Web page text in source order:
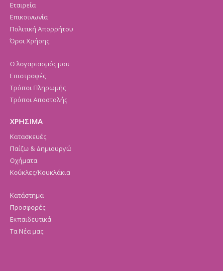
Εταιρεία
Επικοινωνία
Πολιτική Απορρήτου
Όροι Χρήσης
Ο λογαριασμός μου
Επιστροφές
Τρόποι Πληρωμής
Τρόποι Αποστολής
ΧΡΗΣΙΜΑ
Κατασκευές
Παίζω & Δημιουργώ
Οχήματα
Κούκλες/Κουκλάκια
Κατάστημα
Προσφορές
Εκπαιδευτικά
Τα Νέα μας